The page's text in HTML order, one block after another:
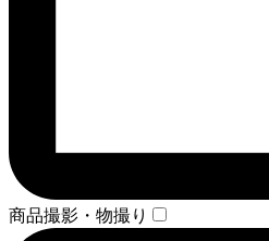
商品撮影・物撮り